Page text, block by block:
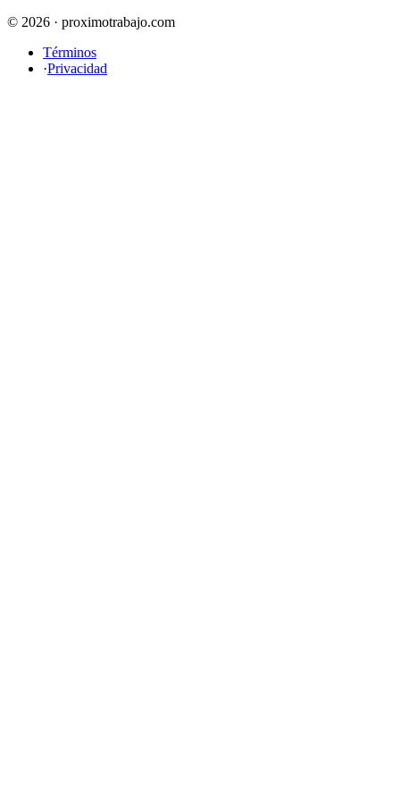
© 2026 · proximotrabajo.com
Términos
·Privacidad